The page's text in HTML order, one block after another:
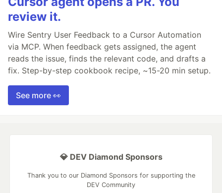
review it.
Wire Sentry User Feedback to a Cursor Automation
via MCP. When feedback gets assigned, the agent
reads the issue, finds the relevant code, and drafts a
fix. Step-by-step cookbook recipe, ~15-20 min setup.
See more 👀
💎 DEV Diamond Sponsors
Thank you to our Diamond Sponsors for supporting the
DEV Community